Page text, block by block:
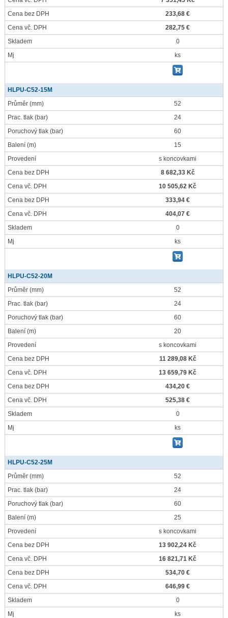
Cena bez DPH
233,68 €
Cena vč. DPH
282,75 €
Skladem
0
Mj
ks
HLPU-C52-15M
Průměr (mm)
52
Prac. tlak (bar)
24
Poruchový tlak (bar)
60
Balení (m)
15
Provedení
s koncovkami
Cena bez DPH
8 682,33 Kč
Cena vč. DPH
10 505,62 Kč
Cena bez DPH
333,94 €
Cena vč. DPH
404,07 €
Skladem
0
Mj
ks
HLPU-C52-20M
Průměr (mm)
52
Prac. tlak (bar)
24
Poruchový tlak (bar)
60
Balení (m)
20
Provedení
s koncovkami
Cena bez DPH
11 289,08 Kč
Cena vč. DPH
13 659,79 Kč
Cena bez DPH
434,20 €
Cena vč. DPH
525,38 €
Skladem
0
Mj
ks
HLPU-C52-25M
Průměr (mm)
52
Prac. tlak (bar)
24
Poruchový tlak (bar)
60
Balení (m)
25
Provedení
s koncovkami
Cena bez DPH
13 902,24 Kč
Cena vč. DPH
16 821,71 Kč
Cena bez DPH
534,70 €
Cena vč. DPH
646,99 €
Skladem
0
Mj
ks